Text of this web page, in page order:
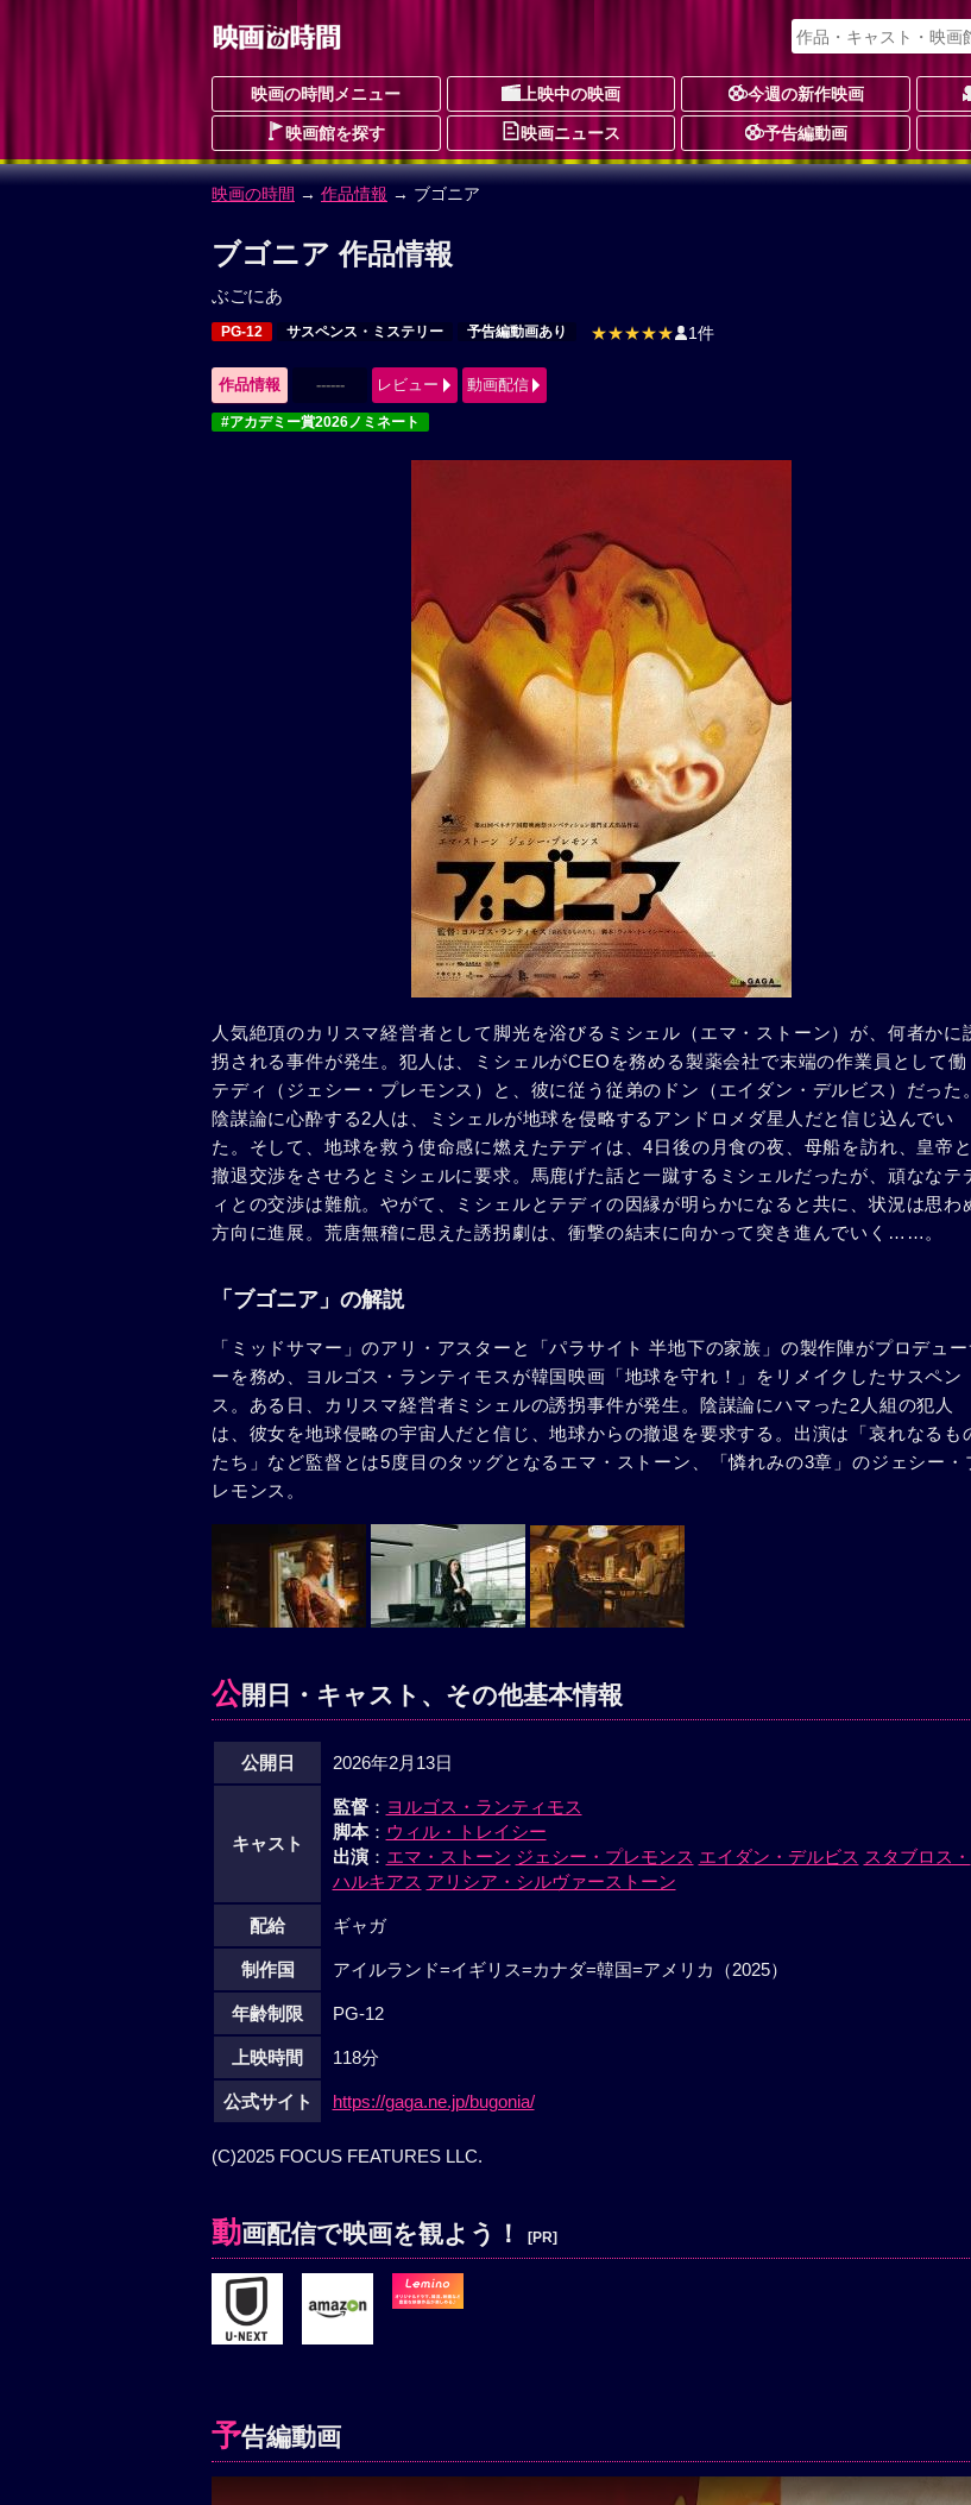
映画の時間メニュー 上映中の映画 今週の新作映画
映画館を探す 映画ニュース 予告編動画
映画の時間 → 作品情報 → ブゴニア
ブゴニア 作品情報
ぶごにあ
PG-12 サスペンス・ミステリー 予告編動画あり ★★★★★ 1件
作品情報 ------ レビュー 動画配信
#アカデミー賞2026ノミネート
人気絶頂のカリスマ経営者として脚光を浴びるミシェル（エマ・ストーン）が、何者かに
拐される事件が発生。犯人は、ミシェルがCEOを務める製薬会社で末端の作業員として働
テディ（ジェシー・プレモンス）と、彼に従う従弟のドン（エイダン・デルビス）だった。
陰謀論に心酔する2人は、ミシェルが地球を侵略するアンドロメダ星人だと信じ込んでい
た。そして、地球を救う使命感に燃えたテディは、4日後の月食の夜、母船を訪れ、皇帝と
撤退交渉をさせろとミシェルに要求。馬鹿げた話と一蹴するミシェルだったが、頑ななテ
ィとの交渉は難航。やがて、ミシェルとテディの因縁が明らかになると共に、状況は思わ
方向に進展。荒唐無稽に思えた誘拐劇は、衝撃の結末に向かって突き進んでいく……。
「ブゴニア」の解説
「ミッドサマー」のアリ・アスターと「パラサイト 半地下の家族」の製作陣がプロデュー
ーを務め、ヨルゴス・ランティモスが韓国映画「地球を守れ！」をリメイクしたサスペン
ス。ある日、カリスマ経営者ミシェルの誘拐事件が発生。陰謀論にハマった2人組の犯人
は、彼女を地球侵略の宇宙人だと信じ、地球からの撤退を要求する。出演は「哀れなるも
たち」など監督とは5度目のタッグとなるエマ・ストーン、「憐れみの3章」のジェシー・
レモンス。
公開日・キャスト、その他基本情報
公開日 2026年2月13日
キャスト
監督： ヨルゴス・ランティモス
脚本： ウィル・トレイシー
出演： エマ・ストーン ジェシー・プレモンス エイダン・デルビス スタブロス・
ハルキアス アリシア・シルヴァーストーン
配給 ギャガ
制作国 アイルランド=イギリス=カナダ=韓国=アメリカ（2025）
年齢制限 PG-12
上映時間 118分
公式サイト https://gaga.ne.jp/bugonia/
(C)2025 FOCUS FEATURES LLC.
動画配信で映画を観よう！ [PR]
予告編動画